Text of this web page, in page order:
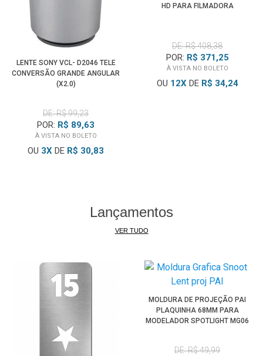
LENTE SONY VCL- D2046 TELE
CONVERSÃO GRANDE ANGULAR
(X2.0)
DE: R$ 99,23
POR: R$ 89,63
À VISTA NO BOLETO
OU 3X DE R$ 30,83
HD PARA FILMADORA
DE: R$ 408,38
POR: R$ 371,25
À VISTA NO BOLETO
OU 12XDE R$ 34,24
Lançamentos
VER TUDO
MOLDURA DE PROJEÇÃO PAI
PLAQUINHA 68MM PARA
MODELADOR SPOTLIGHT MG06
DE: R$ 49,99